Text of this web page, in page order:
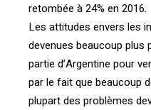
retombée à 24% en 2016.
Les attitudes envers les
devenues beaucoup plus
partie d’Argentine pour
par le fait que beaucoup
plupart des problèmes